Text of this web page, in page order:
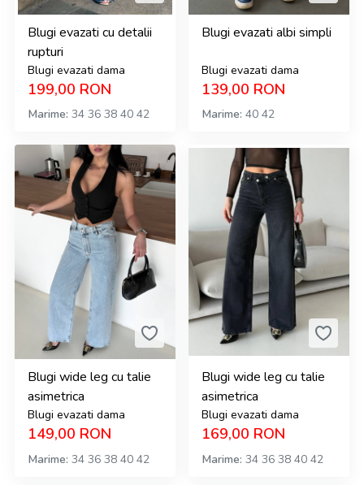
Blugi evazati cu detalii
rupturi
Blugi evazati dama
199,00 RON
Marime 34 36 38 40 42
Blugi evazati albi simpli
Blugi evazati dama
139,00 RON
Marime 40 42
Blugi wide leg cu talie
asimetrica
Blugi evazati dama
149,00 RON
Marime 34 36 38 40 42
Blugi wide leg cu talie
asimetrica
Blugi evazati dama
169,00 RON
Marime 34 36 38 40 42